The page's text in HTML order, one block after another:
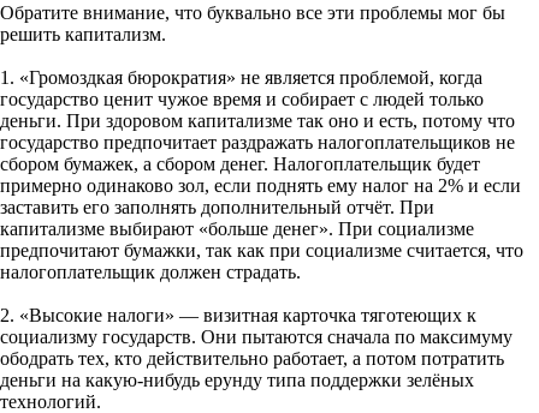
Обратите внимание, что буквально все эти проблемы мог бы
решить капитализм.
1. «Громоздкая бюрократия» не является проблемой, когда
государство ценит чужое время и собирает с людей только
деньги. При здоровом капитализме так оно и есть, потому что
государство предпочитает раздражать налогоплательщиков не
сбором бумажек, а сбором денег. Налогоплательщик будет
примерно одинаково зол, если поднять ему налог на 2% и если
заставить его заполнять дополнительный отчёт. При
капитализме выбирают «больше денег». При социализме
предпочитают бумажки, так как при социализме считается, что
налогоплательщик должен страдать.
2. «Высокие налоги» — визитная карточка тяготеющих к
социализму государств. Они пытаются сначала по максимуму
ободрать тех, кто действительно работает, а потом потратить
деньги на какую-нибудь ерунду типа поддержки зелёных
технологий.